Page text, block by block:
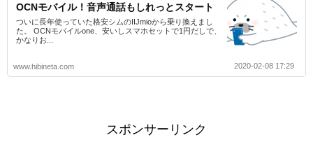
OCNモバイル！音声通話もしれっとスタート
ついに長年使っていた格安シムのIIJmioから乗り換えまし
た。 OCNモバイルone、安いしスマホセットで1円だしで、
かなりお...
www.hibineta.com 2020-02-08 17:29
スポンサーリンク